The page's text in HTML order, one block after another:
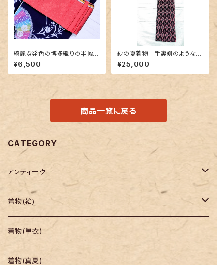
綺麗な発色の博多織りの半幅
帯 ピンク色
¥6,500
紗の夏着物 手裏剣のような菱
形
¥25,000
商品一覧に戻る
CATEGORY
アンティーク
着物
帯
羽織り・道行
着物(袷)
小紋
色無地・江戸小紋
着物(単衣)
着物(真夏)